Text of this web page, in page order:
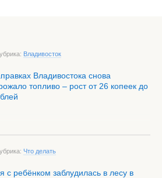
Владивосток
Владивостока снова
топливо – рост от 26 копеек до
Что делать
с ребёнком заблудилась в лесу в